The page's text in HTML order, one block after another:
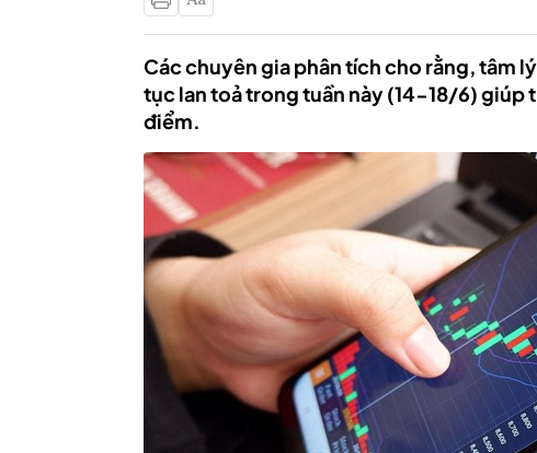
Các chuyên gia phân tích cho rằng, tâm
tục lan toả trong tuần này (14-18/6)
điểm.